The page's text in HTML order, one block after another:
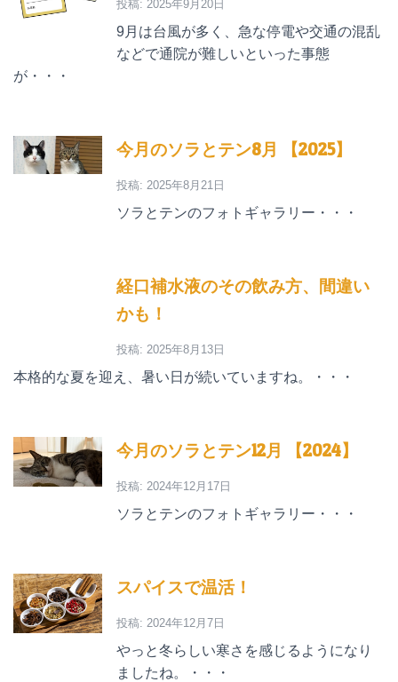
投稿: 2025年9月20日
9月は台風が多く、急な停電や交通の混乱
などで通院が難しいといった事態
が・・・
今月のソラとテン8月 【2025】
投稿: 2025年8月21日
ソラとテンのフォトギャラリー・・・
経口補水液のその飲み方、間違い
かも！
投稿: 2025年8月13日
本格的な夏を迎え、暑い日が続いていますね。・・・
今月のソラとテン12月 【2024】
投稿: 2024年12月17日
ソラとテンのフォトギャラリー・・・
スパイスで温活！
投稿: 2024年12月7日
やっと冬らしい寒さを感じるようになり
ましたね。・・・